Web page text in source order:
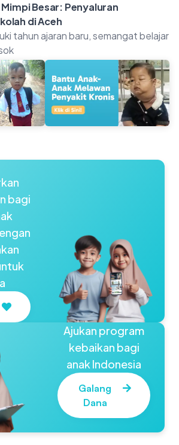
Besar: Penyaluran
di Aceh
tahun ajaran baru, semangat belajar
bagi
Ajukan program
kebaikan bagi
anak Indonesia
Galang
Dana